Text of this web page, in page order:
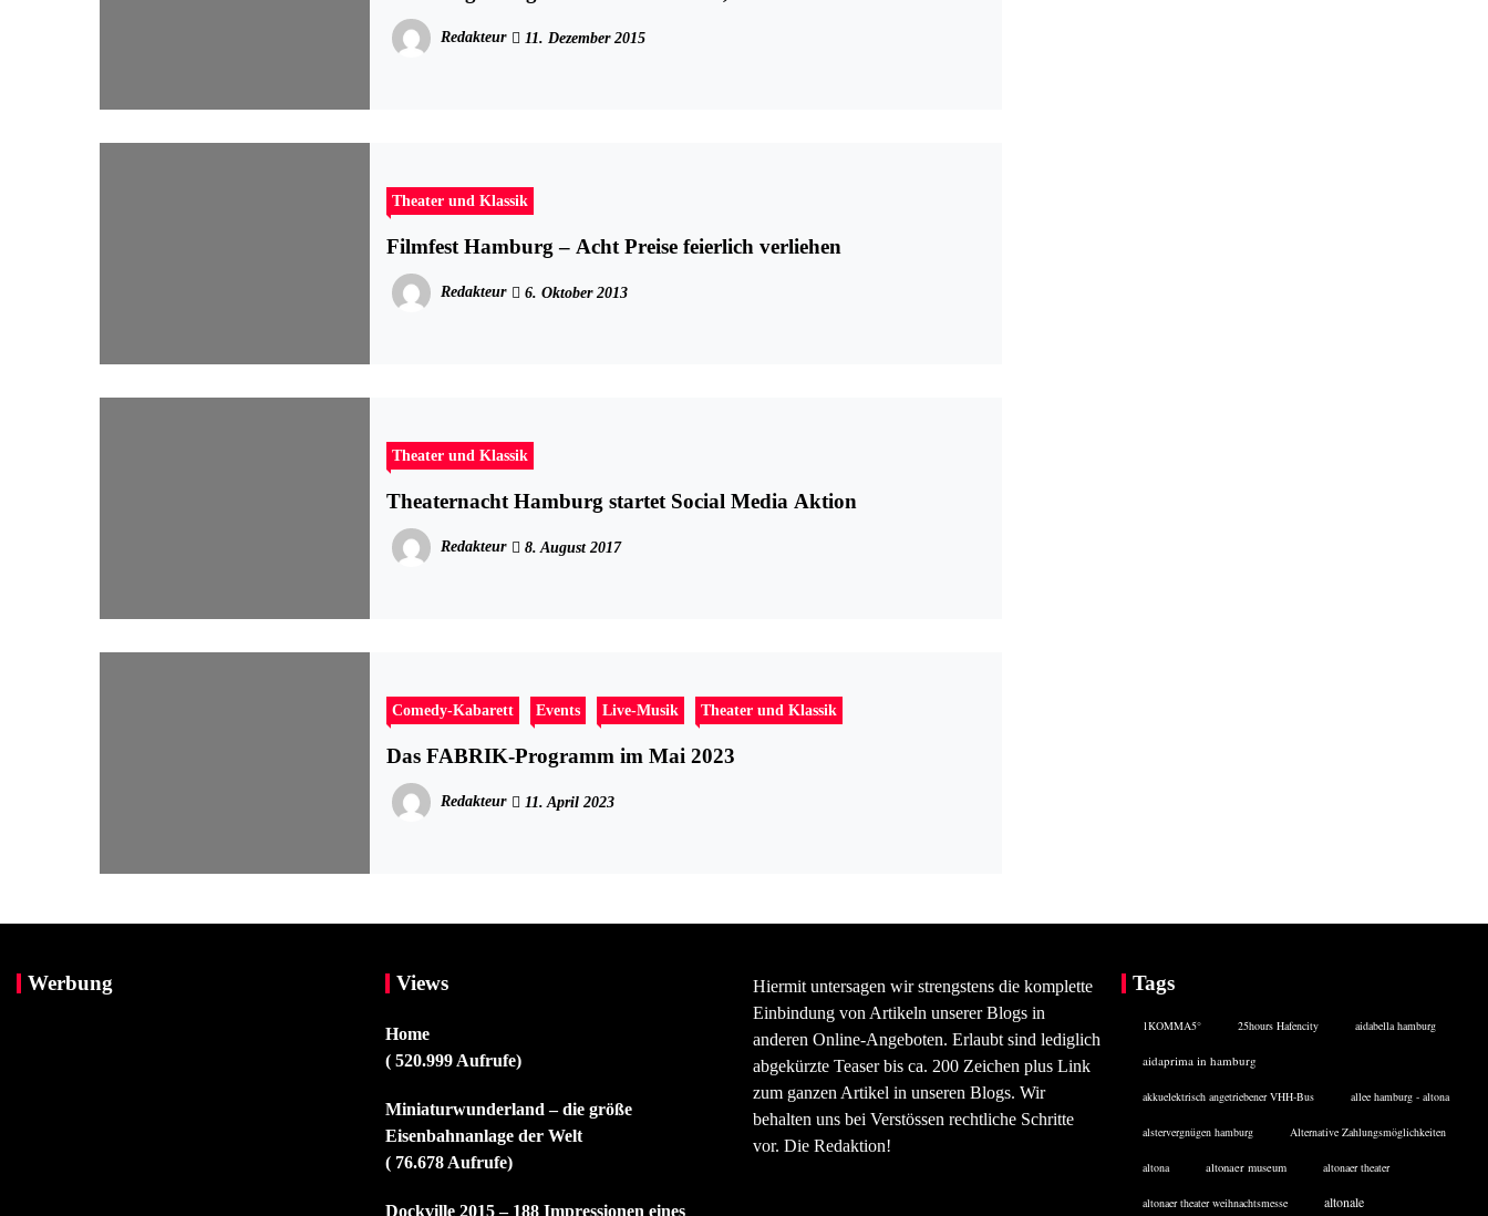
Redakteur 11. Dezember 2015
Theater und Klassik
Filmfest Hamburg – Acht Preise feierlich verliehen
Redakteur 6. Oktober 2013
Theater und Klassik
Theaternacht Hamburg startet Social Media Aktion
Redakteur 8. August 2017
Comedy-Kabarett Events Live-Musik Theater und Klassik
Das FABRIK-Programm im Mai 2023
Redakteur 11. April 2023
Werbung Views
Home
( 520.999 Aufrufe)
Miniaturwunderland – die größe
Eisenbahnanlage der Welt
( 76.678 Aufrufe)
Dockville 2015 – 188 Impressionen eines
Hiermit untersagen wir strengstens die komplette
Einbindung von Artikeln unserer Blogs in
anderen Online-Angeboten. Erlaubt sind lediglich
abgekürzte Teaser bis ca. 200 Zeichen plus Link
zum ganzen Artikel in unseren Blogs. Wir
behalten uns bei Verstössen rechtliche Schritte
vor. Die Redaktion!
Tags
1KOMMA5° 25hours Hafencity aidabella hamburg
aidaprima in hamburg
akkuelektrisch angetriebener VHH-Bus allee hamburg - altona
alstervergnügen hamburg Alternative Zahlungsmöglichkeiten
altona altonaer museum altonaer theater
altonaer theater weihnachtsmesse altonale